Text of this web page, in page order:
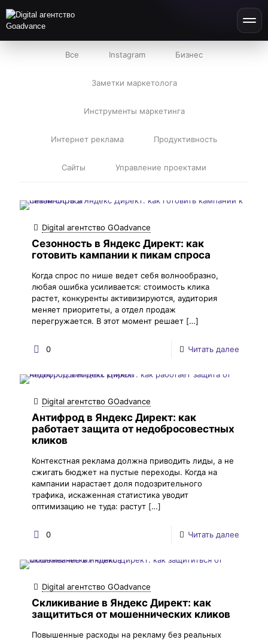
Все Instagram Бизнес
Заметки маркетолога
Инструменты маркетинга
Интернет реклама Продуктивность
Сайты Управление проектами
Digital агентство GOadvance
Сезонность в Яндекс Директ: как
готовить кампании к пикам спроса
Когда спрос по нише ведет себя волнообразно,
любая ошибка усиливается: стоимость клика
растет, конкуренты активизируются, аудитория
меняет приоритеты, а отдел продаж
перегружается. В этот момент решает […]
0 Читать далее
Digital агентство GOadvance
Антифрод в Яндекс Директ: как
работает защита от недобросовестных
кликов
Контекстная реклама должна приводить лиды, а не
сжигать бюджет на пустые переходы. Когда на
кампании нарастает доля подозрительного
трафика, искаженная статистика уводит
оптимизацию не туда: растут […]
0 Читать далее
Digital агентство GOadvance
Скликивание в Яндекс Директ: как
защититься от мошеннических кликов
Повышенные расходы на рекламу без реальных